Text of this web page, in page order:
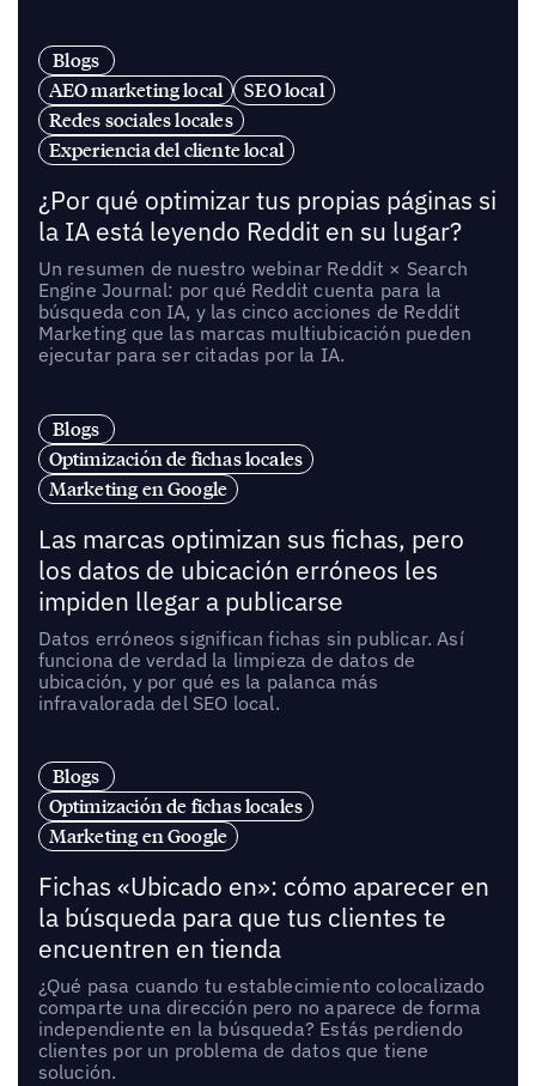
Blogs
AEO marketing local
SEO local
Redes sociales locales
Experiencia del cliente local
¿Por qué optimizar tus propias páginas si
la IA está leyendo Reddit en su lugar?
Un resumen de nuestro webinar Reddit × Search
Engine Journal: por qué Reddit cuenta para la
búsqueda con IA, y las cinco acciones de Reddit
Marketing que las marcas multiubicación pueden
ejecutar para ser citadas por la IA.
Blogs
Optimización de fichas locales
Marketing en Google
Las marcas optimizan sus fichas, pero
los datos de ubicación erróneos les
impiden llegar a publicarse
Datos erróneos significan fichas sin publicar. Así
funciona de verdad la limpieza de datos de
ubicación, y por qué es la palanca más
infravalorada del SEO local.
Blogs
Optimización de fichas locales
Marketing en Google
Fichas «Ubicado en»: cómo aparecer en
la búsqueda para que tus clientes te
encuentren en tienda
¿Qué pasa cuando tu establecimiento colocalizado
comparte una dirección pero no aparece de forma
independiente en la búsqueda? Estás perdiendo
clientes por un problema de datos que tiene
solución.